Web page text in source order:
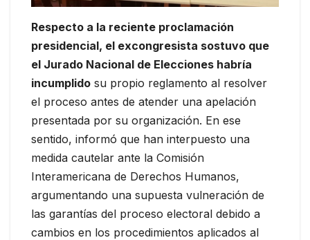
Respecto a la reciente proclamación
presidencial, el excongresista sostuvo que
el Jurado Nacional de Elecciones habría
incumplido su propio reglamento al resolver
el proceso antes de atender una apelación
presentada por su organización. En ese
sentido, informó que han interpuesto una
medida cautelar ante la Comisión
Interamericana de Derechos Humanos,
argumentando una supuesta vulneración de
las garantías del proceso electoral debido a
cambios en los procedimientos aplicados al